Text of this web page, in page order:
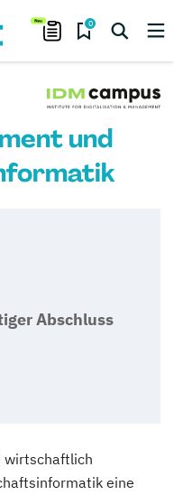
0
und
Abschluss
wirtschaftlich
eine